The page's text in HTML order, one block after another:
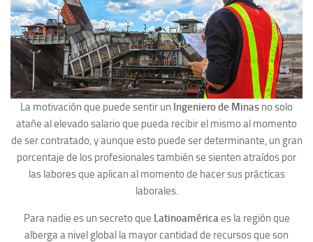
La motivación que puede sentir un Ingeniero de Minas no solo
atañe al elevado salario que pueda recibir el mismo al momento
de ser contratado, y aunque esto puede ser determinante, un gran
porcentaje de los profesionales también se sienten atraídos por
las labores que aplican al momento de hacer sus prácticas
laborales.
Para nadie es un secreto que Latinoaméricaes la región que
alberga a nivel global la mayor cantidad de recursos que son